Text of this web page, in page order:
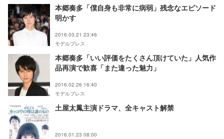
本郷奏多「僕自身も非常に病弱」残念なエピソード
明かす
2016.03.21 23:46
モデルプレス
本郷奏多「いい評価をたくさん頂けていた」人気作
品再演で歓喜「また違った魅力」
2016.02.26 16:40
モデルプレス
土屋太鳳主演ドラマ、全キャスト解禁
2016.01.23 08:00